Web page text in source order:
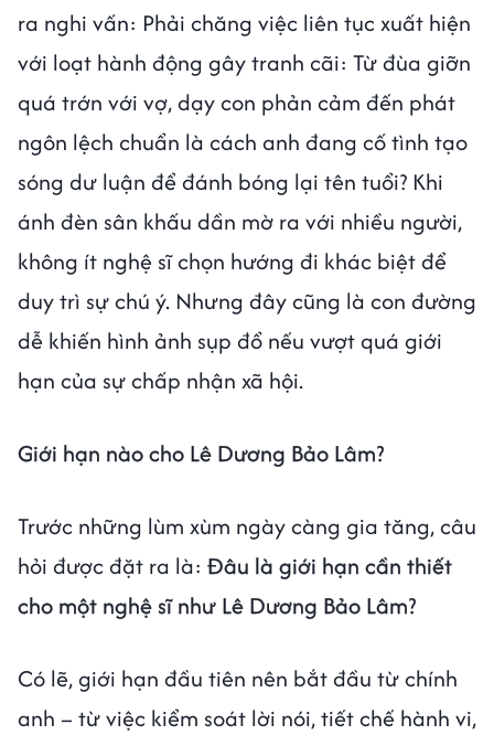
ra nghi vấn: Phải chăng việc liên tục xuất hiện
với loạt hành động gây tranh cãi: Từ đùa giỡn
quá trớn với vợ, dạy con phản cảm đến phát
ngôn lệch chuẩn là cách anh đang cố tình tạo
sóng dư luận để đánh bóng lại tên tuổi? Khi
ánh đèn sân khấu dần mờ ra với nhiều người,
không ít nghệ sĩ chọn hướng đi khác biệt để
duy trì sự chú ý. Nhưng đây cũng là con đường
dễ khiến hình ảnh sụp đổ nếu vượt quá giới
hạn của sự chấp nhận xã hội.
Giới hạn nào cho Lê Dương Bảo Lâm?
Trước những lùm xùm ngày càng gia tăng, câu
hỏi được đặt ra là: Đâu là giới hạn cần thiết
cho một nghệ sĩ như Lê Dương Bảo Lâm?
Có lẽ, giới hạn đầu tiên nên bắt đầu từ chính
anh – từ việc kiểm soát lời nói, tiết chế hành vi,